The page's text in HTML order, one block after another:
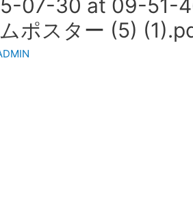
07-30 at 09-51-
ポスター (5)